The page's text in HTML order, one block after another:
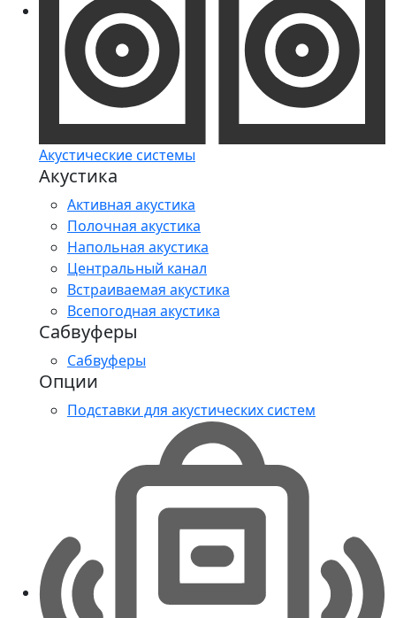
Акустические системы
Акустика
Активная акустика
Полочная акустика
Напольная акустика
Центральный канал
Встраиваемая акустика
Всепогодная акустика
Сабвуферы
Сабвуферы
Опции
Подставки для акустических систем